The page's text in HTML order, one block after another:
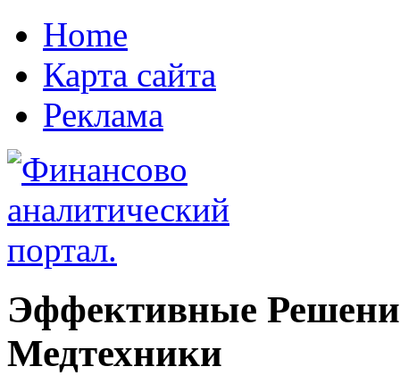
Home
Карта сайта
Реклама
Эффективные
Медтехники